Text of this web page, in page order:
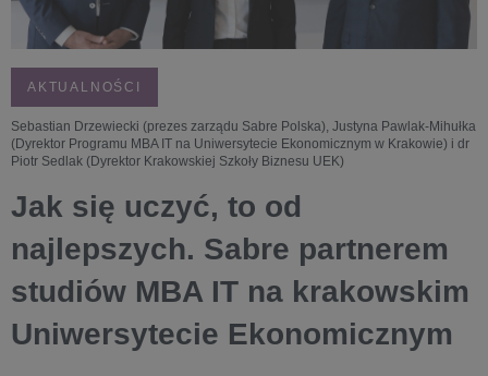
AKTUALNOŚCI
Sebastian Drzewiecki (prezes zarządu Sabre Polska), Justyna Pawlak-Mihułka
(Dyrektor Programu MBA IT na Uniwersytecie Ekonomicznym w Krakowie) i dr
Piotr Sedlak (Dyrektor Krakowskiej Szkoły Biznesu UEK)
Jak się uczyć, to od
najlepszych. Sabre partnerem
studiów MBA IT na krakowskim
Uniwersytecie Ekonomicznym